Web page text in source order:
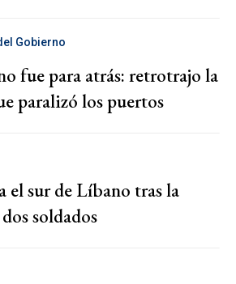
Gobierno
fue para atrás: retrotrajo la
paralizó los puertos
el sur de Líbano tras la
soldados